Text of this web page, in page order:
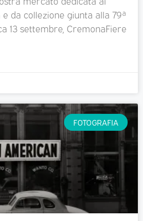
e da collezione giunta alla 79ª
13 settembre, CremonaFiere
FOTOGRAFIA